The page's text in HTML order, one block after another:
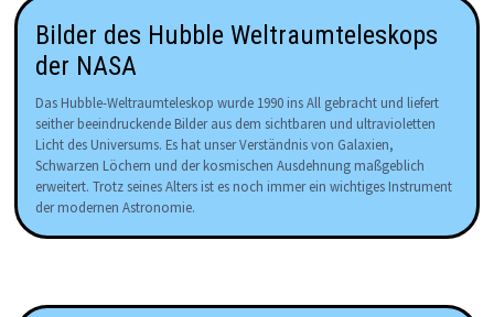
Bilder des Hubble Weltraumteleskops
der NASA
Das Hubble-Weltraumteleskop wurde 1990 ins All gebracht und liefert
seither beeindruckende Bilder aus dem sichtbaren und ultravioletten
Licht des Universums. Es hat unser Verständnis von Galaxien,
Schwarzen Löchern und der kosmischen Ausdehnung maßgeblich
erweitert. Trotz seines Alters ist es noch immer ein wichtiges Instrument
der modernen Astronomie.